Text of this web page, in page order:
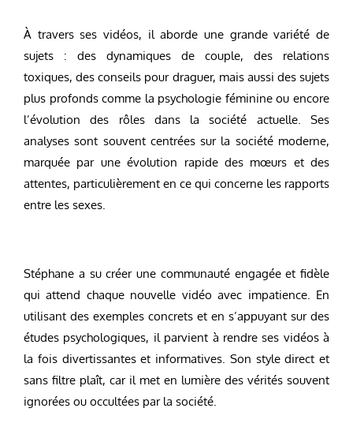
À travers ses vidéos, il aborde une grande variété de
sujets : des dynamiques de couple, des relations
toxiques, des conseils pour draguer, mais aussi des sujets
plus profonds comme la psychologie féminine ou encore
l’évolution des rôles dans la société actuelle. Ses
analyses sont souvent centrées sur la société moderne,
marquée par une évolution rapide des mœurs et des
attentes, particulièrement en ce qui concerne les rapports
entre les sexes.
Stéphane a su créer une communauté engagée et fidèle
qui attend chaque nouvelle vidéo avec impatience. En
utilisant des exemples concrets et en s’appuyant sur des
études psychologiques, il parvient à rendre ses vidéos à
la fois divertissantes et informatives. Son style direct et
sans filtre plaît, car il met en lumière des vérités souvent
ignorées ou occultées par la société.